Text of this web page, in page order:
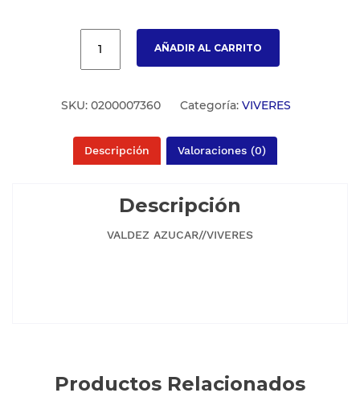
AÑADIR AL CARRITO
SKU: 0200007360 Categoría: VIVERES
Descripción Valoraciones (0)
Descripción
VALDEZ AZUCAR//VIVERES
Productos Relacionados